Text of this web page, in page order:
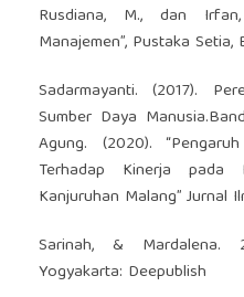
Rusdiana, M., dan
Manajemen”, Pustaka Setia,
Sadarmayanti. (2017).
Sumber Daya
Agung. (2020).
Terhadap Kinerja pada
Kanjuruhan Malang” Jurnal
Sarinah, & Mardalena.
Yogyakarta: Deepublish